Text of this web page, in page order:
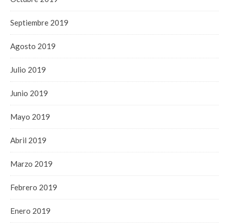
Septiembre 2019
Agosto 2019
Julio 2019
Junio 2019
Mayo 2019
Abril 2019
Marzo 2019
Febrero 2019
Enero 2019